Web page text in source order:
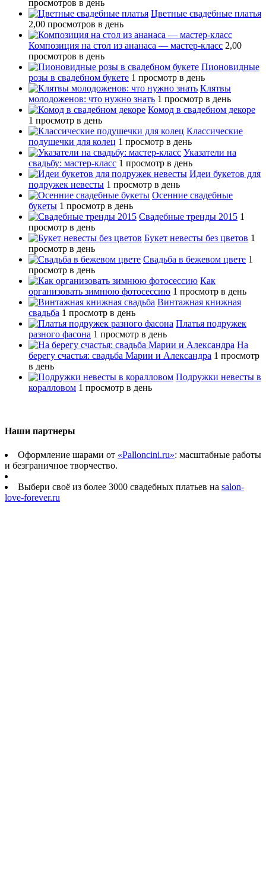
просмотров в день
Цветные свадебные платья
2,00 просмотров в день
Композиция на стол из ананаса — мастер-класс 2,00
просмотров в день
Пионовидные
розы в свадебном букете 1 просмотр в день
Клятвы
молодоженов: что нужно знать 1 просмотр в день
Комод в свадебном декоре
1 просмотр в день
Классические
подушечки для колец 1 просмотр в день
Указатели на
свадьбу: мастер-класс 1 просмотр в день
Идеи букетов для
подружек невесты 1 просмотр в день
Осенние свадебные
букеты 1 просмотр в день
Свадебные тренды 2015 1
просмотр в день
Букет невесты без цветов 1
просмотр в день
Свадьба в бежевом цвете 1
просмотр в день
Как
организовать зимнюю фотосессию 1 просмотр в день
Винтажная книжная
свадьба 1 просмотр в день
Платья подружек
разного фасона 1 просмотр в день
На
берегу счастья: свадьба Марии и Александра 1 просмотр
в день
Подружки невесты в
коралловом 1 просмотр в день
Наши партнеры
Оформление шарами от «Palloncini.ru»: масштабные работы
и безграничное творчество.
Выбери своё из более 3000 свадебных платьев на salon-
love-forever.ru